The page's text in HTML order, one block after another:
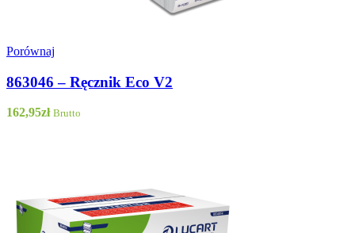
Porównaj
863046 – Ręcznik Eco V2
162,95zł Brutto